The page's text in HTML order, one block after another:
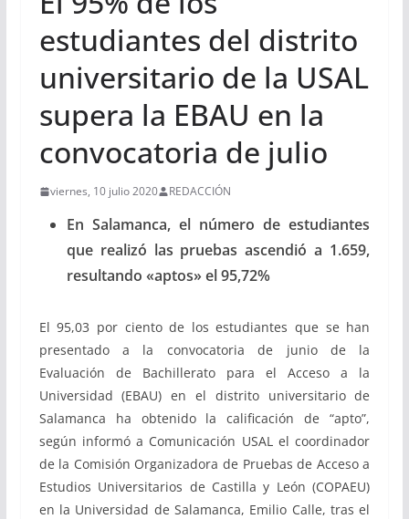
estudiantes del distrito
universitario de la USAL
supera la EBAU en la
convocatoria de julio
viernes, 10 julio 2020 REDACCIÓN
En Salamanca, el número de estudiantes
que realizó las pruebas ascendió a 1.659,
resultando «aptos» el 95,72%
El 95,03 por ciento de los estudiantes que se han
presentado a la convocatoria de junio de la
Evaluación de Bachillerato para el Acceso a la
Universidad (EBAU) en el distrito universitario de
Salamanca ha obtenido la calificación de “apto”,
según informó a Comunicación USAL el coordinador
de la Comisión Organizadora de Pruebas de Acceso a
Estudios Universitarios de Castilla y León (COPAEU)
en la Universidad de Salamanca, Emilio Calle, tras el